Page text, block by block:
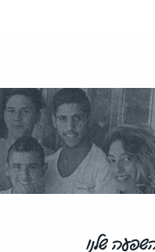
שלנו